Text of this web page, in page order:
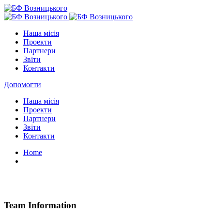
Наша місія
Проекти
Партнери
Звіти
Контакти
Допомогти
Наша місія
Проекти
Партнери
Звіти
Контакти
Home
Team Information